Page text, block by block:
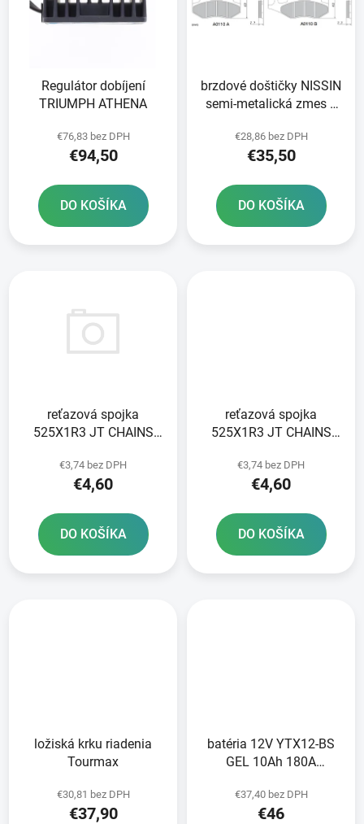
Regulátor dobíjení
TRIUMPH ATHENA
€76,83 bez DPH
€94,50
DO KOŠÍKA
brzdové doštičky NISSIN
semi-metalická zmes 2
€28,86 bez DPH
€35,50
DO KOŠÍKA
reťazová spojka
525X1R3 JT CHAINS
€3,74 bez DPH
€4,60
DO KOŠÍKA
reťazová spojka
525X1R3 JT CHAINS
RIVET
€3,74 bez DPH
€4,60
DO KOŠÍKA
ložiská krku riadenia
Tourmax
€30,81 bez DPH
€37,90
batéria 12V YTX12-BS
GEL 10Ah 180A
technológia 150x87x130
A-TECH aktivovaná z
€37,40 bez DPH
€46